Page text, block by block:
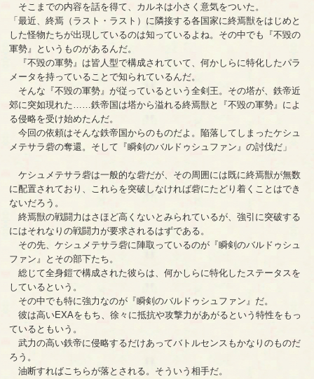
そこまでの内容を話を得て、カルネは小さく意気をついた。
「最近、終焉（ラスト・ラスト）に隣接する各国家に終焉獣をはじめと
した怪物たちが出現しているのは知っているよね。その中でも『不毀の
軍勢』というものがあるんだ。
『不毀の軍勢』は皆人型で構成されていて、何かしらに特化したパラ
メータを持っていることで知られているんだ。
そんな『不毀の軍勢』が従っているという全剣王。その塔が、鉄帝近
郊に突如現れた……鉄帝国は塔から溢れる終焉獣と『不毀の軍勢』によ
る侵略を受け始めたんだ。
今回の依頼はそんな鉄帝国からのものだよ。陥落してしまったケシュ
メテサラ砦の奪還。そして『瞬剣のバルドゥシュファン』の討伐だ」
ケシュメテサラ砦は一般的な砦だが、その周囲には既に終焉獣が無数
に配置されており、これらを突破しなければ砦にたどり着くことはでき
ないだろう。
終焉獣の戦闘力はさほど高くないとみられているが、強引に突破する
にはそれなりの戦闘力が要求されるはずである。
その先、ケシュメテサラ砦に陣取っているのが『瞬剣のバルドゥシュ
ファン』とその部下たち。
総じて全身鎧で構成された彼らは、何かしらに特化したステータスを
しているという。
その中でも特に強力なのが『瞬剣のバルドゥシュファン』だ。
彼は高いEXAをもち、徐々に抵抗や攻撃力があがるという特性をもっ
ているともいう。
武力の高い鉄帝に侵略するだけあってバトルセンスもかなりのものだ
ろう。
油断すればこちらが落とされる。そういう相手だ。